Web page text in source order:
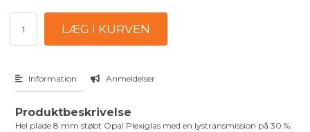
Information Anmeldelser
Produktbeskrivelse
Hel plade 8 mm støbt Opal Plexiglas med en lystransmission på 30 %.